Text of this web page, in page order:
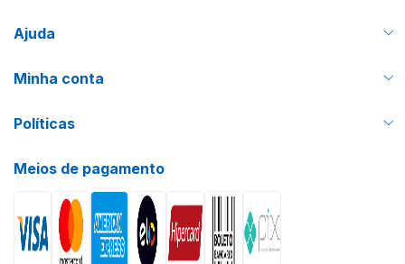
Ajuda
Minha conta
Políticas
Meios de pagamento